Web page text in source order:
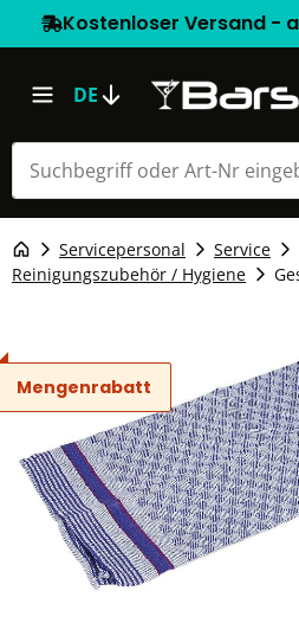
Kostenloser Versand -
DE
Servicepersonal
Service
Reinigungszubehör / Hygiene
Mengenrabatt